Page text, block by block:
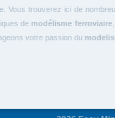
Vous trouverez ici de
de modélisme ferroviaire
votre passion du